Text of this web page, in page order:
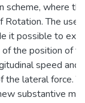
scheme, where
Rotation. The use
it possible to
of the position of
speed and
the lateral force.
substantive